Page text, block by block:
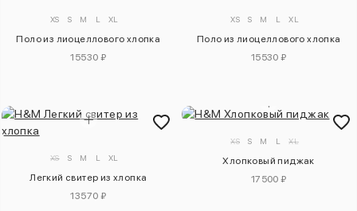
XS S M L XL
Поло из лиоцеллового хлопка
15530 ₽
XS S M L XL
Поло из лиоцеллового хлопка
15530 ₽
XS S M L XL
Легкий свитер из хлопка
13570 ₽
XS S M L XL
Хлопковый пиджак
17500 ₽